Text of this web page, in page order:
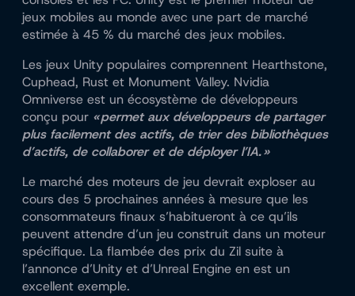
jeux mobiles au monde avec une part de marché
estimée à 45 % du marché des jeux mobiles.
Les jeux Unity populaires comprennent Hearthstone,
Cuphead, Rust et Monument Valley. Nvidia
Omniverse est un écosystème de développeurs
conçu pour « permet aux développeurs de partager
plus facilement des actifs, de trier des bibliothèques
d’actifs, de collaborer et de déployer l’IA. »
Le marché des moteurs de jeu devrait exploser au
cours des 5 prochaines années à mesure que les
consommateurs finaux s’habitueront à ce qu’ils
peuvent attendre d’un jeu construit dans un moteur
spécifique. La flambée des prix du Zil suite à
l’annonce d’Unity et d’Unreal Engine en est un
excellent exemple.